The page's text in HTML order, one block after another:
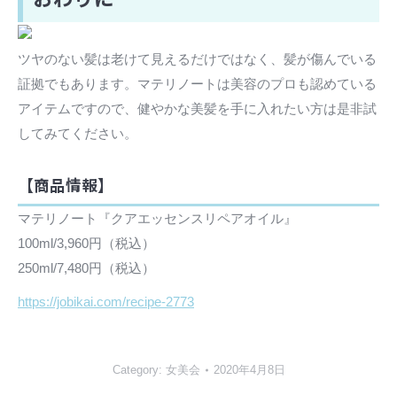
ツヤのない髪は老けて見えるだけではなく、髪が傷んでいる
証拠でもあります。マテリノートは美容のプロも認めている
アイテムですので、健やかな美髪を手に入れたい方は是非試
してみてください。
【商品情報】
マテリノート『クアエッセンスリペアオイル』
100ml/3,960円（税込）
250ml/7,480円（税込）
https://jobikai.com/recipe-2773
Category: 女美会 2020年4月8日